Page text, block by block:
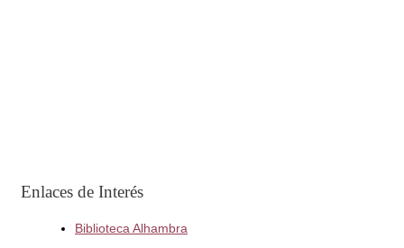
Enlaces de Interés
Biblioteca Alhambra